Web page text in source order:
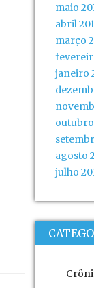
maio
abril
março
janeiro
outubro
agosto
julho